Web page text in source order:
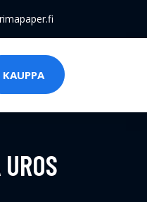
KAUPPA